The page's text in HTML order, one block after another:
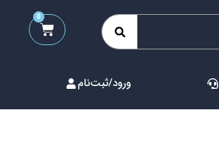
0
ورود/ثبت‌نام